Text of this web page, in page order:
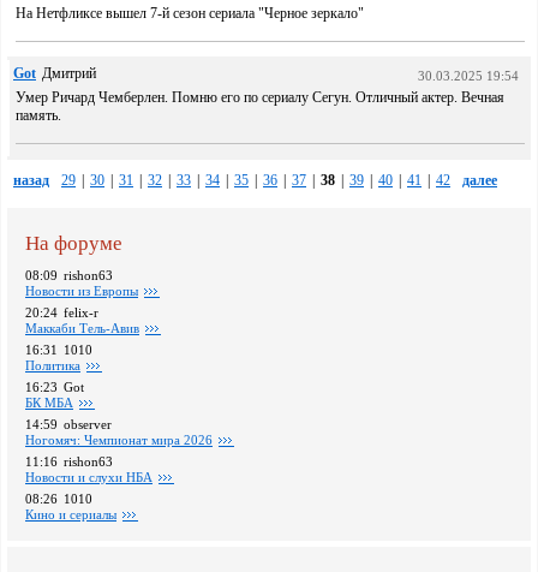
На Нетфликсе вышел 7-й сезон сериала "Черное зеркало"
Got Дмитрий 30.03.2025 19:54
Умер Ричард Чемберлен. Помню его по сериалу Сегун. Отличный актер. Вечная
память.
назад 29 30 31 32 33 34 35 36 37 38 39 40 41 42 далее
На форуме
08:09 rishon63
Новости из Европы
20:24 felix-r
Маккаби Тель-Авив
16:31
1010
Политика
16:23 Got
БК МБА
14:59 observer
Ногомяч: Чемпионат мира 2026
11:16 rishon63
Новости и слухи НБА
08:26 1010
Кино и сериалы